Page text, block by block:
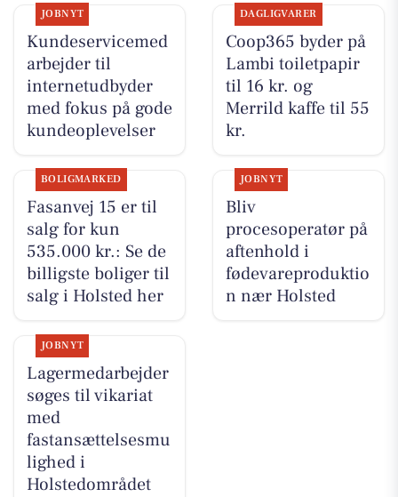
JOBNYT
Kundeservicemed
arbejder til
internetudbyder
med fokus på gode
kundeoplevelser
DAGLIGVARER
Coop365 byder på
Lambi toiletpapir
til 16 kr. og
Merrild kaffe til 55
kr.
BOLIGMARKED
Fasanvej 15 er til
salg for kun
535.000 kr.: Se de
billigste boliger til
salg i Holsted her
JOBNYT
Bliv
procesoperatør på
aftenhold i
fødevareproduktio
n nær Holsted
JOBNYT
Lagermedarbejder
søges til vikariat
med
fastansættelsesmu
lighed i
Holstedområdet